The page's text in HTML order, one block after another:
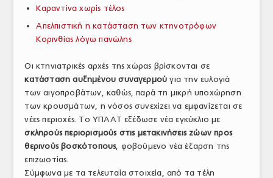
ΠΑΡΑΓΩΓΗ & ΕΜΠΟΡΙΑ
ΕΞΟΠΛΙΣΜΟΣ
ΥΠΗΡΕΣΙΕΣ
ΕΜΠΟΡΙΚΟΙ ΑΝΤΙΠΡΟΣΩΠΟΙ
ΝΟΜΟΘΕΣΙΑ
Καραντίνα χωρίς τέλος
Απελπιστική η κατάσταση των κτηνοτρόφων
Κορινθίας λόγω πανώλης
Οι κτηνιατρικές αρχές της χώρας βρίσκονται σε
κατάσταση αυξημένου συναγερμού για την ευλογιά
των αιγοπροβάτων, καθώς, παρά τη μικρή υποχώρηση
των κρουσμάτων, η νόσος συνεχίζει να εμφανίζεται σε
νέες περιοχές. Το ΥΠΑΑΤ εξέδωσε νέα εγκύκλιο με
σκληρούς περιορισμούς στις μετακινήσεις ζώων προς
θερινούς βοσκότοπους, φοβούμενο νέα έξαρση της
επιζωοτίας.
Σύμφωνα με τα τελευταία στοιχεία, από τα τέλη